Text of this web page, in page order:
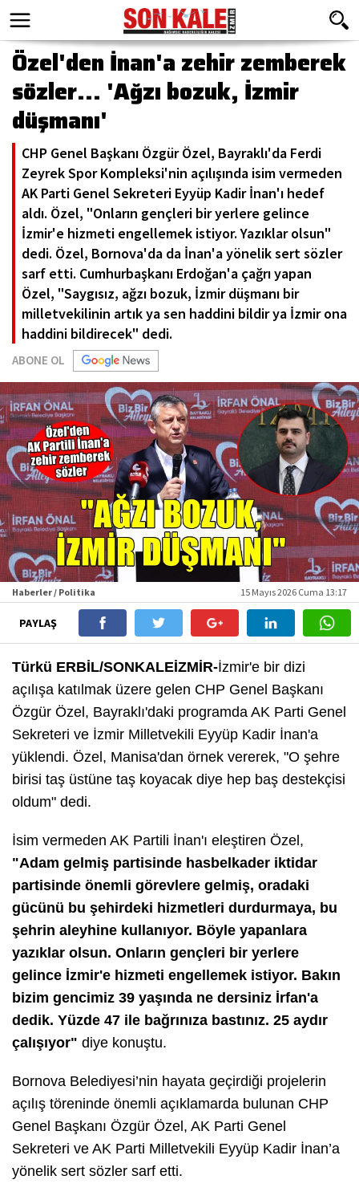
Özel'den İnan'a zehir zemberek
sözler... 'Ağzı bozuk, İzmir
düşmanı'
CHP Genel Başkanı Özgür Özel, Bayraklı'da Ferdi
Zeyrek Spor Kompleksi'nin açılışında isim vermeden
AK Parti Genel Sekreteri Eyyüp Kadir İnan'ı hedef
aldı. Özel, "Onların gençleri bir yerlere gelince
İzmir'e hizmeti engellemek istiyor. Yazıklar olsun"
dedi. Özel, Bornova'da da İnan'a yönelik sert sözler
sarf etti. Cumhurbaşkanı Erdoğan'a çağrı yapan
Özel, "Saygısız, ağzı bozuk, İzmir düşmanı bir
milletvekilinin artık ya sen haddini bildir ya İzmir ona
haddini bildirecek" dedi.
ABONE OL
Haberler / Politika 15 Mayıs 2026 Cuma 13:17
PAYLAŞ
Türkü ERBİL/SONKALEİZMİR-İzmir'e bir dizi
açılışa katılmak üzere gelen CHP Genel Başkanı
Özgür Özel, Bayraklı'daki programda AK Parti Genel
Sekreteri ve İzmir Milletvekili Eyyüp Kadir İnan'a
yüklendi. Özel, Manisa'dan örnek vererek, "O şehre
birisi taş üstüne taş koyacak diye hep baş destekçisi
oldum" dedi.
İsim vermeden AK Partili İnan'ı eleştiren Özel,
"Adam gelmiş partisinde hasbelkader iktidar
partisinde önemli görevlere gelmiş, oradaki
gücünü bu şehirdeki hizmetleri durdurmaya, bu
şehrin aleyhine kullanıyor. Böyle yapanlara
yazıklar olsun. Onların gençleri bir yerlere
gelince İzmir'e hizmeti engellemek istiyor. Bakın
bizim gencimiz 39 yaşında ne dersiniz İrfan'a
dedik. Yüzde 47 ile bağrınıza bastınız. 25 aydır
çalışıyor" diye konuştu.
Bornova Belediyesi’nin hayata geçirdiği projelerin
açılış töreninde önemli açıklamarda bulunan CHP
Genel Başkanı Özgür Özel, AK Parti Genel
Sekreteri ve AK Parti Milletvekili Eyyüp Kadir İnan’a
yönelik sert sözler sarf etti.